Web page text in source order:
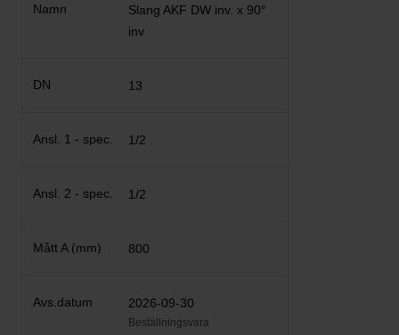
Slang AKF DW inv. x 90°
inv
13
1/2
1/2
800
2026-09-30
Beställningsvara